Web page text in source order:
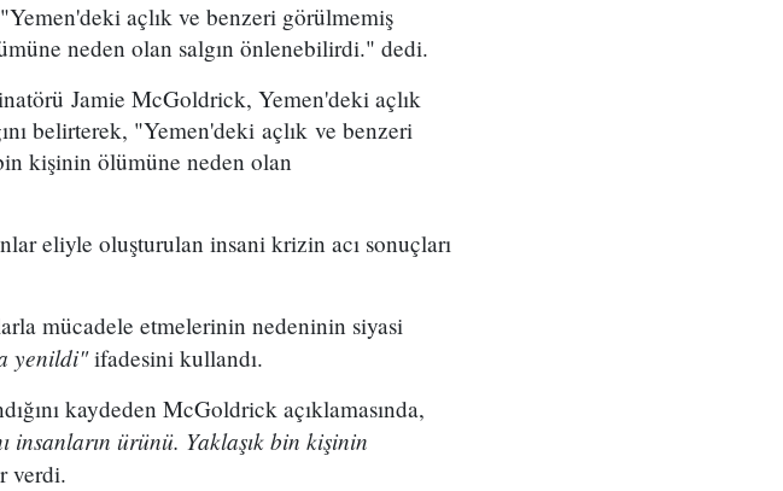
açlık ve benzeri görülmemiş
neden olan salgın önlenebilirdi." dedi.
Jamie McGoldrick, Yemen'deki açlık
belirterek, "Yemen'deki açlık ve benzeri
kişinin ölümüne neden olan
eliyle oluşturulan insani krizin acı sonuçları
mücadele etmelerinin nedeninin siyasi
yenildi"ifadesini kullandı.
kaydeden McGoldrick açıklamasında,
insanların ürünü. Yaklaşık bin kişinin
verdi.